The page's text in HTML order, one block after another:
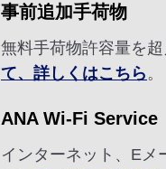
事前追加手荷物
無料手荷物許容量を
て、詳しくはこちら 。
ANA Wi-Fi Service
インターネット、Eメ